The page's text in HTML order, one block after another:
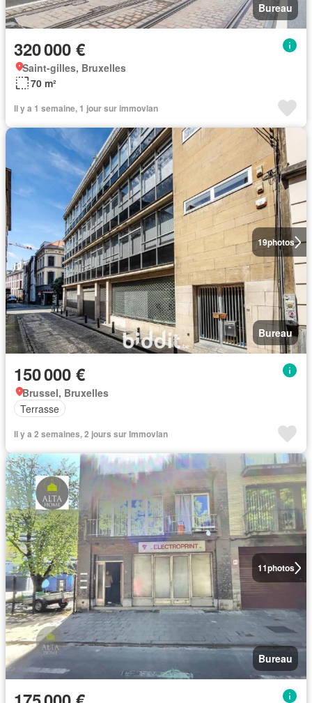
Bureau
320 000 €
Saint-gilles, Bruxelles
70 m²
Il y a 1 semaine, 1 jour sur immovlan
19photos
Bureau
150 000 €
Brussel, Bruxelles
Terrasse
Il y a 2 semaines, 2 jours sur Immovlan
11photos
Bureau